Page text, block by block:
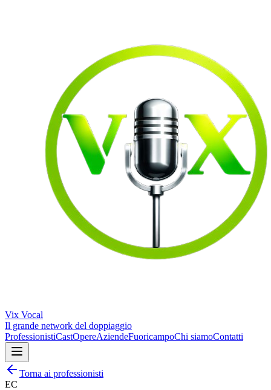
Vix Vocal
Il grande network del doppiaggio
ProfessionistiCastOpereAziendeFuoricampoChi siamoContatti
Torna ai professionisti
EC